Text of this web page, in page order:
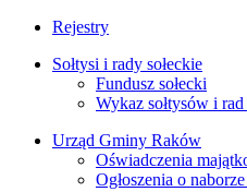
Rejestry
Sołtysi i rady sołeckie
Fundusz sołecki
Wykaz sołtysów i rad
Urząd Gminy Raków
Oświadczenia
Ogłoszenia o